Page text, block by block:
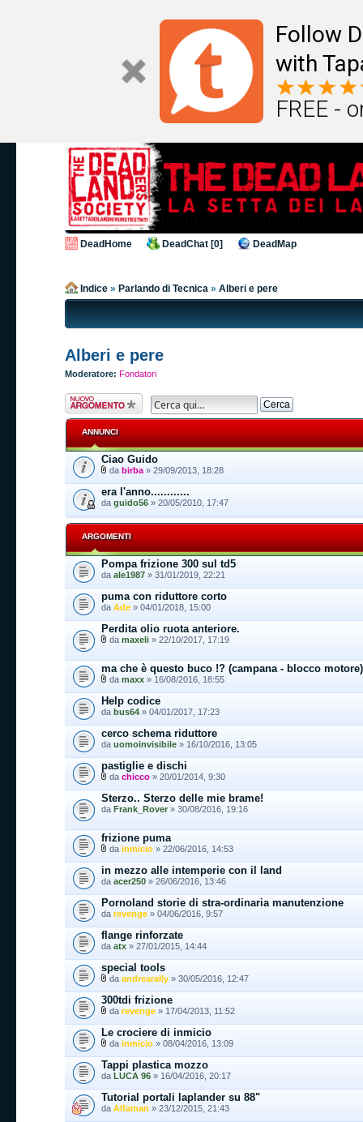
Follow
with
FREE -
DeadHome DeadChat [0] DeadMap
Indice » Parlando di Tecnica » Alberi e pere
Alberi e pere
Moderatore: Fondatori
Scrivi un nuovo
argomento
ANNUNCI
Ciao Guido
da birba » 29/09/2013, 18:28
era l'anno............
da guido56 » 20/05/2010, 17:47
ARGOMENTI
Pompa frizione 300 sul td5
da ale1987 » 31/01/2019, 22:21
puma con riduttore corto
da Ade » 04/01/2018, 15:00
Perdita olio ruota anteriore.
da maxeli » 22/10/2017, 17:19
ma che è questo buco !? (campana - blocco motore)
da maxx » 16/08/2016, 18:55
Help codice
da bus64 » 04/01/2017, 17:23
cerco schema riduttore
da uomoinvisibile » 16/10/2016, 13:05
pastiglie e dischi
da chicco » 20/01/2014, 9:30
Sterzo.. Sterzo delle mie brame!
da Frank_Rover » 30/08/2016, 19:16
frizione puma
da inmicio » 22/06/2016, 14:53
in mezzo alle intemperie con il land
da acer250 » 26/06/2016, 13:46
Pornoland storie di stra-ordinaria manutenzione
da revenge » 04/06/2016, 9:57
flange rinforzate
da atx » 27/01/2015, 14:44
special tools
da andrearally » 30/05/2016, 12:47
300tdi frizione
da revenge » 17/04/2013, 11:52
Le crociere di inmicio
da inmicio » 08/04/2016, 13:09
Tappi plastica mozzo
da LUCA 96 » 16/04/2016, 20:17
Tutorial portali laplander su 88"
da Alfaman » 23/12/2015, 21:43